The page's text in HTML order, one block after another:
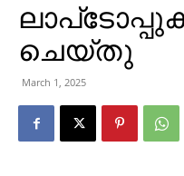
ചെയ്തു
March 1, 2025